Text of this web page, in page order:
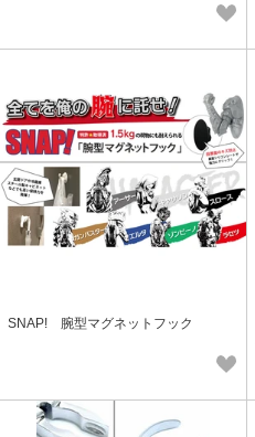
SNAP! 腕型マグネットフック